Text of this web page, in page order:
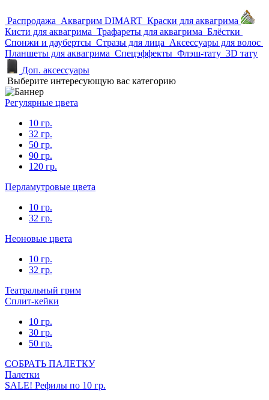
Распродажа Аквагрим DIMART Краски для аквагрима
Кисти для аквагрима Трафареты для аквагрима Блёстки
Спонжи и даубертсы Стразы для лица Аксессуары для волос
Планшеты для аквагрима Спецэффекты Флэш-тату 3D тату
Доп. аксессуары
Выберите интересующую вас категорию
Регулярные цвета
10 гр.
32 гр.
50 гр.
90 гр.
120 гр.
Перламутровые цвета
10 гр.
32 гр.
Неоновые цвета
10 гр.
32 гр.
Театральный грим
Сплит-кейки
10 гр.
30 гр.
50 гр.
СОБРАТЬ ПАЛЕТКУ
Палетки
SALE! Рефилы по 10 гр.